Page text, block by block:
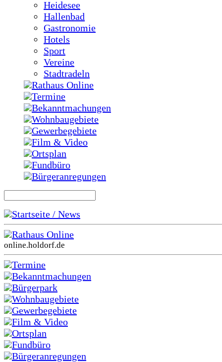
Heidesee
Hallenbad
Gastronomie
Hotels
Sport
Vereine
Stadtradeln
Rathaus Online
Termine
Bekanntmachungen
Wohnbaugebiete
Gewerbegebiete
Film & Video
Ortsplan
Fundbüro
Bürgeranregungen
Startseite / News
Rathaus Online
online.holdorf.de
Termine
Bekanntmachungen
Bürgerpark
Wohnbaugebiete
Gewerbegebiete
Film & Video
Ortsplan
Fundbüro
Bürgeranregungen